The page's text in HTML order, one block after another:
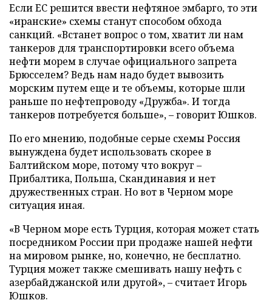
Если ЕС решится ввести нефтяное эмбарго, то эти
«иранские» схемы станут способом обхода
санкций. «Встанет вопрос о том, хватит ли нам
танкеров для транспортировки всего объема
нефти морем в случае официального запрета
Брюсселем? Ведь нам надо будет вывозить
морским путем еще и те объемы, которые шли
раньше по нефтепроводу «Дружба». И тогда
танкеров потребуется больше», – говорит Юшков.
По его мнению, подобные серые схемы Россия
вынуждена будет использовать скорее в
Балтийском море, потому что вокруг –
Прибалтика, Польша, Скандинавия и нет
дружественных стран. Но вот в Черном море
ситуация иная.
«В Черном море есть Турция, которая может стать
посредником России при продаже нашей нефти
на мировом рынке, но, конечно, не бесплатно.
Турция может также смешивать нашу нефть с
азербайджанской или другой», – считает Игорь
Юшков.